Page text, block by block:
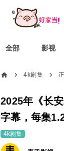
全部 影视
home chevron_right 4k剧集 chevron_right
2025年《长
字幕，每集
4k剧集